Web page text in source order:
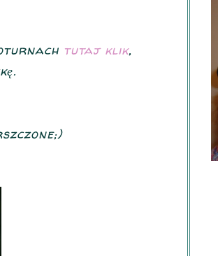
tutaj klik,